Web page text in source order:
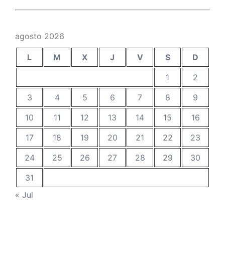
agosto 2026
L M X J V S
D
1
2
3
4 5 6 7 8
9
10
11 12 13 14 15
16
17
18 19 20 21 22
23
24
25 26 27 28 29
30
31
« Jul